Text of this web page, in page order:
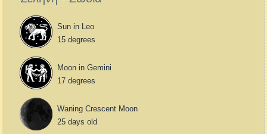
Sun in Leo
15 degrees
Moon in Gemini
17 degrees
Waning Crescent Moon
25 days old